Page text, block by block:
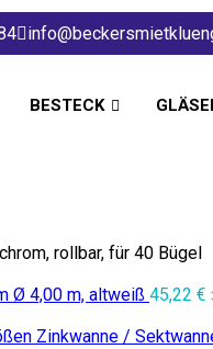
BESTECK
rollbar, für 40 Bügel
Ø 4,00 m, altweiß 45,22 €
Zinkwanne /